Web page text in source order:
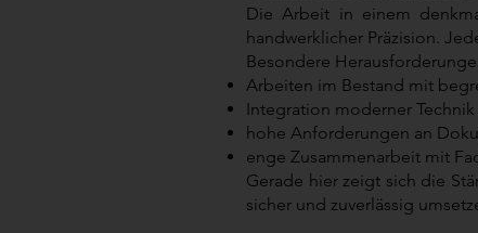
Die Arbeit in einem
handwerklicher Präzision.
Besondere
Arbeiten im Bestand mit
Integration moderner
hohe Anforderungen an
enge Zusammenarbeit mit
Gerade hier zeigt sich die
sicher und zuverlässig